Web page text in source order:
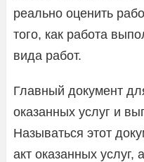
реально оценить
того, как работа
вида работ.
Главный документ
оказанных услуг и
Называться этот
акт оказанных услуг,